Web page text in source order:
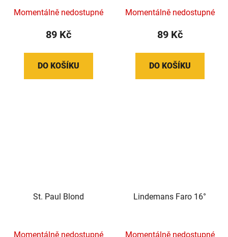
Momentálně nedostupné
89 Kč
DO KOŠÍKU
Momentálně nedostupné
89 Kč
DO KOŠÍKU
St. Paul Blond
Momentálně nedostupné
Lindemans Faro 16°
Momentálně nedostupné